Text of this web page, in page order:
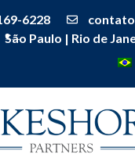
6228
São Paulo | Rio de